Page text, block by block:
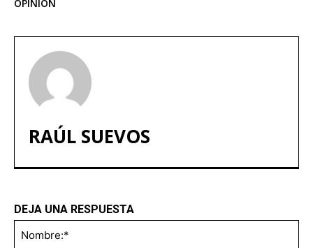
OPINIÓN
RAÚL SUEVOS
DEJA UNA RESPUESTA